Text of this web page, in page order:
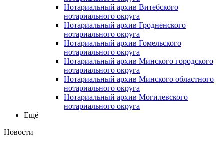
Нотариальный архив Витебского
нотариального округа
Нотариальный архив Гродненского
нотариального округа
Нотариальный архив Гомельского
нотариального округа
Нотариальный архив Минского городского
нотариального округа
Нотариальный архив Минского областного
нотариального округа
Нотариальный архив Могилевского
нотариального округа
Ещё
Новости